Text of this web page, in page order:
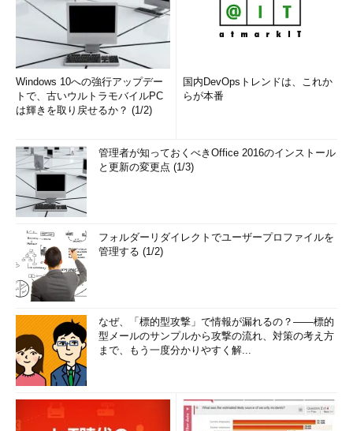
Windows 10への強行アップデー
トで、古いウルトラモバイルPC
は輝きを取り戻せるか？ (1/2)
国内DevOpsトレンドは、これか
らが本番
管理者が知っておくべきOffice 2016のインストール
と更新の変更点 (1/3)
フォルダーリダイレクトでユーザープロファイルを
管理する (1/2)
なぜ、「標的型攻撃」で情報が漏れるの？――標的
型メールのサンプルから攻撃の流れ、対策の考え方
まで、もう一度分かりやすく解...